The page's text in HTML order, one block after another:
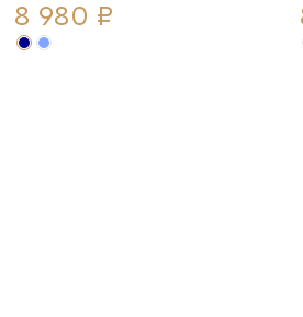
8 980 ₽